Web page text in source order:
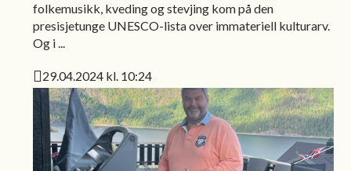
folkemusikk, kveding og stevjing kom på den
presisjetunge UNESCO-lista over immateriell kulturarv.
Og i ...
Publisert
29.04.2024 kl. 10:24